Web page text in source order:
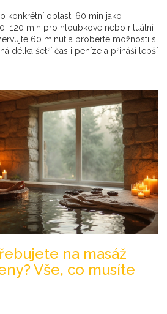
konkrétní oblast, 60 min jako
min pro hloubkové nebo rituální
60 minut a proberte možnosti s
délka šetří čas i peníze a přináší lepší
na masáž
Vše, co musíte